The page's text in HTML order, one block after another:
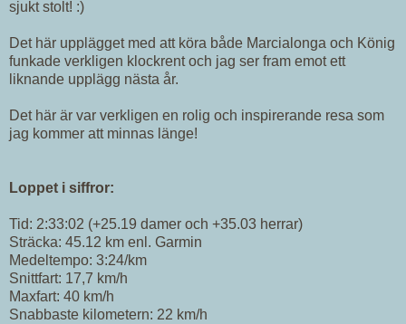
sjukt stolt! :)
Det här upplägget med att köra både Marcialonga och König
funkade verkligen klockrent och jag ser fram emot ett
liknande upplägg nästa år.
Det här är var verkligen en rolig och inspirerande resa som
jag kommer att minnas länge!
Loppet i siffror:
Tid: 2:33:02 (+25.19 damer och +35.03 herrar)
Sträcka: 45.12 km enl. Garmin
Medeltempo: 3:24/km
Snittfart: 17,7 km/h
Maxfart: 40 km/h
Snabbaste kilometern: 22 km/h